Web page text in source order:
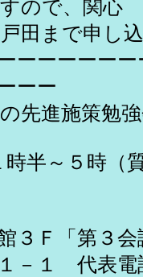
ので、関心
田まで申し
ーーーーー
ーー
の先進施策勉
半～５時（
３Ｆ「第３会
代表電話